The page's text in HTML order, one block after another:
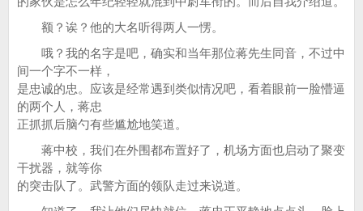
额？诶？他的大名听得两人一愣。
哦？我的名字是吧，确实和当年那位蒋先生同音，不过中
间一个字不一样，
是忠诚的忠。应该是经常遇到类似情况吧，看着眼前一脸懵逼
的两个人，蒋忠
正抓抓后脑勺有些尴尬地笑道。
蒋中校，我们在外围都布置好了，机场方面也启动了聚变
干扰器，就等你
的突击队了。武警方面的领队走过来说道。